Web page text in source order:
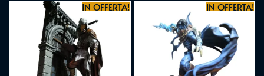
IN OFFERTA! IN OFFERTA!